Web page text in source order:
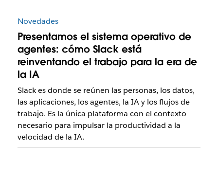
Novedades
Presentamos el sistema operativo de
agentes: cómo Slack está
reinventando el trabajo para la era de
la IA
Slack es donde se reúnen las personas, los datos,
las aplicaciones, los agentes, la IA y los flujos de
trabajo. Es la única plataforma con el contexto
necesario para impulsar la productividad a la
velocidad de la IA.